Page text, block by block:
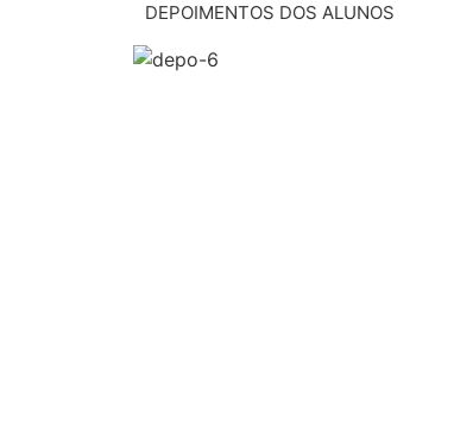
DEPOIMENTOS DOS ALUNOS